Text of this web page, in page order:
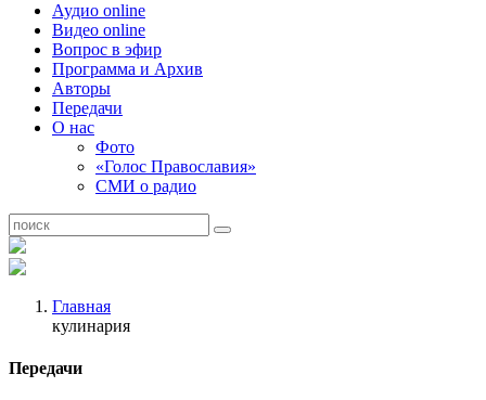
Аудио online
Видео online
Вопрос в эфир
Программа и Архив
Авторы
Передачи
О нас
Фото
«Голос Православия»
СМИ о радио
Главная
кулинария
Передачи